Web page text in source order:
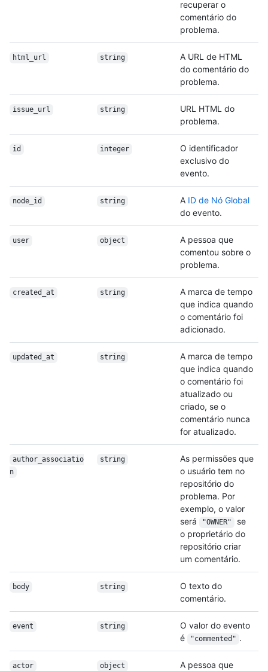
recuperar o
comentário do
problema.
html_url string
A URL de HTML
do comentário do
problema.
issue_url string
URL HTML do
problema.
id integer
O identificador
exclusivo do
evento.
node_id string A ID de Nó Global
do evento.
user object
A pessoa que
comentou sobre o
problema.
created_at string
A marca de tempo
que indica quando
o comentário foi
adicionado.
updated_at string
A marca de tempo
que indica quando
o comentário foi
atualizado ou
criado, se o
comentário nunca
for atualizado.
author_associatio
n
string
As permissões que
o usuário tem no
repositório do
problema. Por
exemplo, o valor
será
"OWNER"
se
o proprietário do
repositório criar
um comentário.
body string
O texto do
comentário.
event string
O valor do evento
é
"commented" .
actor object
A pessoa que